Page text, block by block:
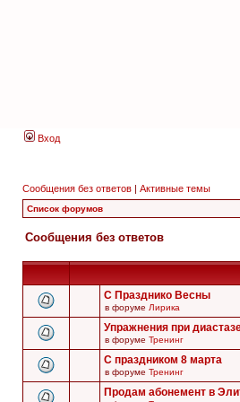
Вход
Сообщения без ответов | Активные темы
Список форумов
Сообщения без ответов
С Празднико Весны
в форуме Лирика
Упражнения при
в форуме Тренинг
С праздником 8 марта
в форуме Тренинг
Продам абонемент в